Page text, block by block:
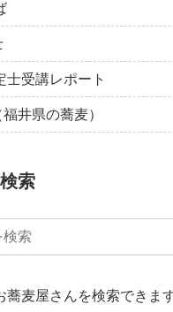
士受講レポート
井県の蕎麦）
索
蕎麦屋さんを検索できま